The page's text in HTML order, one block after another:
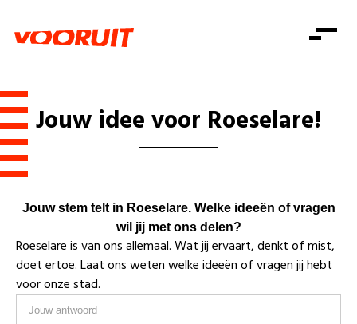
Zorg
Consumentenbescherming
Pensioenen
Kinderen en jongeren
Onze mensen
Doe mee
Doe mee
Mis niets
Shop
Login
Login
Doe mee
Jouw idee voor Roeselare!
Jouw stem telt in Roeselare. Welke ideeën of vragen
wil jij met ons delen?
Roeselare is van ons allemaal. Wat jij ervaart, denkt of mist,
doet ertoe. Laat ons weten welke ideeën of vragen jij hebt
voor onze stad.